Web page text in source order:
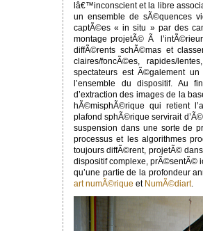
lâ€™inconscient et la libre
un ensemble de sÃ©quences
captÃ©es « in situ » par des
montage projetÃ© Ã
diffÃ©rents schÃ©mas et
claires/foncÃ©es, rapides/
spectateurs est Ã©galement
l’ensemble du dispositif. Au
d’extraction des images de la
hÃ©misphÃ©rique qui retient
plafond sphÃ©rique servirait
suspension dans une sorte de
processus et les algorithmes
toujours diffÃ©rent, projetÃ©
dispositif complexe, prÃ©sentÃ©
qu’une partie de la profondeur
art numÃ©rique et NumÃ©diart.